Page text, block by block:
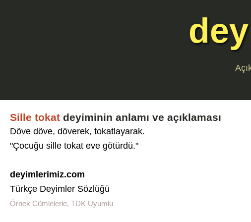
Sille tokat deyiminin anlamı ve açıklaması
Döve döve, döverek, tokatlayarak.
"Çocuğu sille tokat eve götürdü."
deyimlerimiz.com
Türkçe Deyimler Sözlüğü
Örnek Cümlelerle, TDK Uyumlu